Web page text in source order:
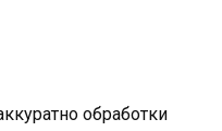
обработки